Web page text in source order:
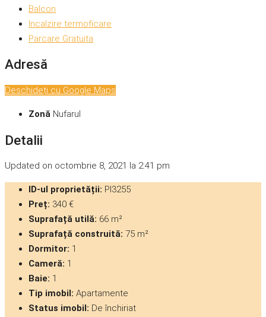
Balcon
Incalzire termoficare
Parcare Gratuita
Adresă
Deschideți cu Google Maps
Zonă Nufarul
Detalii
Updated on octombrie 8, 2021 la 2:41 pm
ID-ul proprietății: PI3255
Preț: 340 €
Suprafață utilă: 66 m²
Suprafață construită: 75 m²
Dormitor: 1
Cameră: 1
Baie: 1
Tip imobil: Apartamente
Status imobil: De închiriat